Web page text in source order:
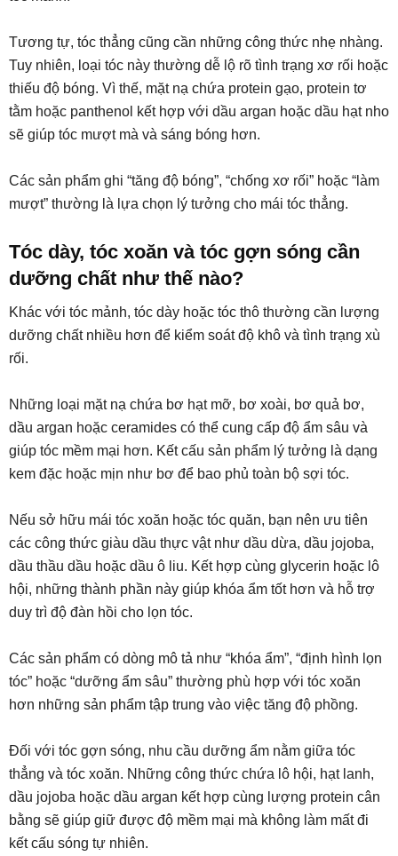
Tương tự, tóc thẳng cũng cần những công thức nhẹ nhàng.
Tuy nhiên, loại tóc này thường dễ lộ rõ tình trạng xơ rối hoặc
thiếu độ bóng. Vì thế, mặt nạ chứa protein gạo, protein tơ
tằm hoặc panthenol kết hợp với dầu argan hoặc dầu hạt nho
sẽ giúp tóc mượt mà và sáng bóng hơn.
Các sản phẩm ghi “tăng độ bóng”, “chống xơ rối” hoặc “làm
mượt” thường là lựa chọn lý tưởng cho mái tóc thẳng.
Tóc dày, tóc xoăn và tóc gợn sóng cần
dưỡng chất như thế nào?
Khác với tóc mảnh, tóc dày hoặc tóc thô thường cần lượng
dưỡng chất nhiều hơn để kiểm soát độ khô và tình trạng xù
rối.
Những loại mặt nạ chứa bơ hạt mỡ, bơ xoài, bơ quả bơ,
dầu argan hoặc ceramides có thể cung cấp độ ẩm sâu và
giúp tóc mềm mại hơn. Kết cấu sản phẩm lý tưởng là dạng
kem đặc hoặc mịn như bơ để bao phủ toàn bộ sợi tóc.
Nếu sở hữu mái tóc xoăn hoặc tóc quăn, bạn nên ưu tiên
các công thức giàu dầu thực vật như dầu dừa, dầu jojoba,
dầu thầu dầu hoặc dầu ô liu. Kết hợp cùng glycerin hoặc lô
hội, những thành phần này giúp khóa ẩm tốt hơn và hỗ trợ
duy trì độ đàn hồi cho lọn tóc.
Các sản phẩm có dòng mô tả như “khóa ẩm”, “định hình lọn
tóc” hoặc “dưỡng ẩm sâu” thường phù hợp với tóc xoăn
hơn những sản phẩm tập trung vào việc tăng độ phồng.
Đối với tóc gợn sóng, nhu cầu dưỡng ẩm nằm giữa tóc
thẳng và tóc xoăn. Những công thức chứa lô hội, hạt lanh,
dầu jojoba hoặc dầu argan kết hợp cùng lượng protein cân
bằng sẽ giúp giữ được độ mềm mại mà không làm mất đi
kết cấu sóng tự nhiên.